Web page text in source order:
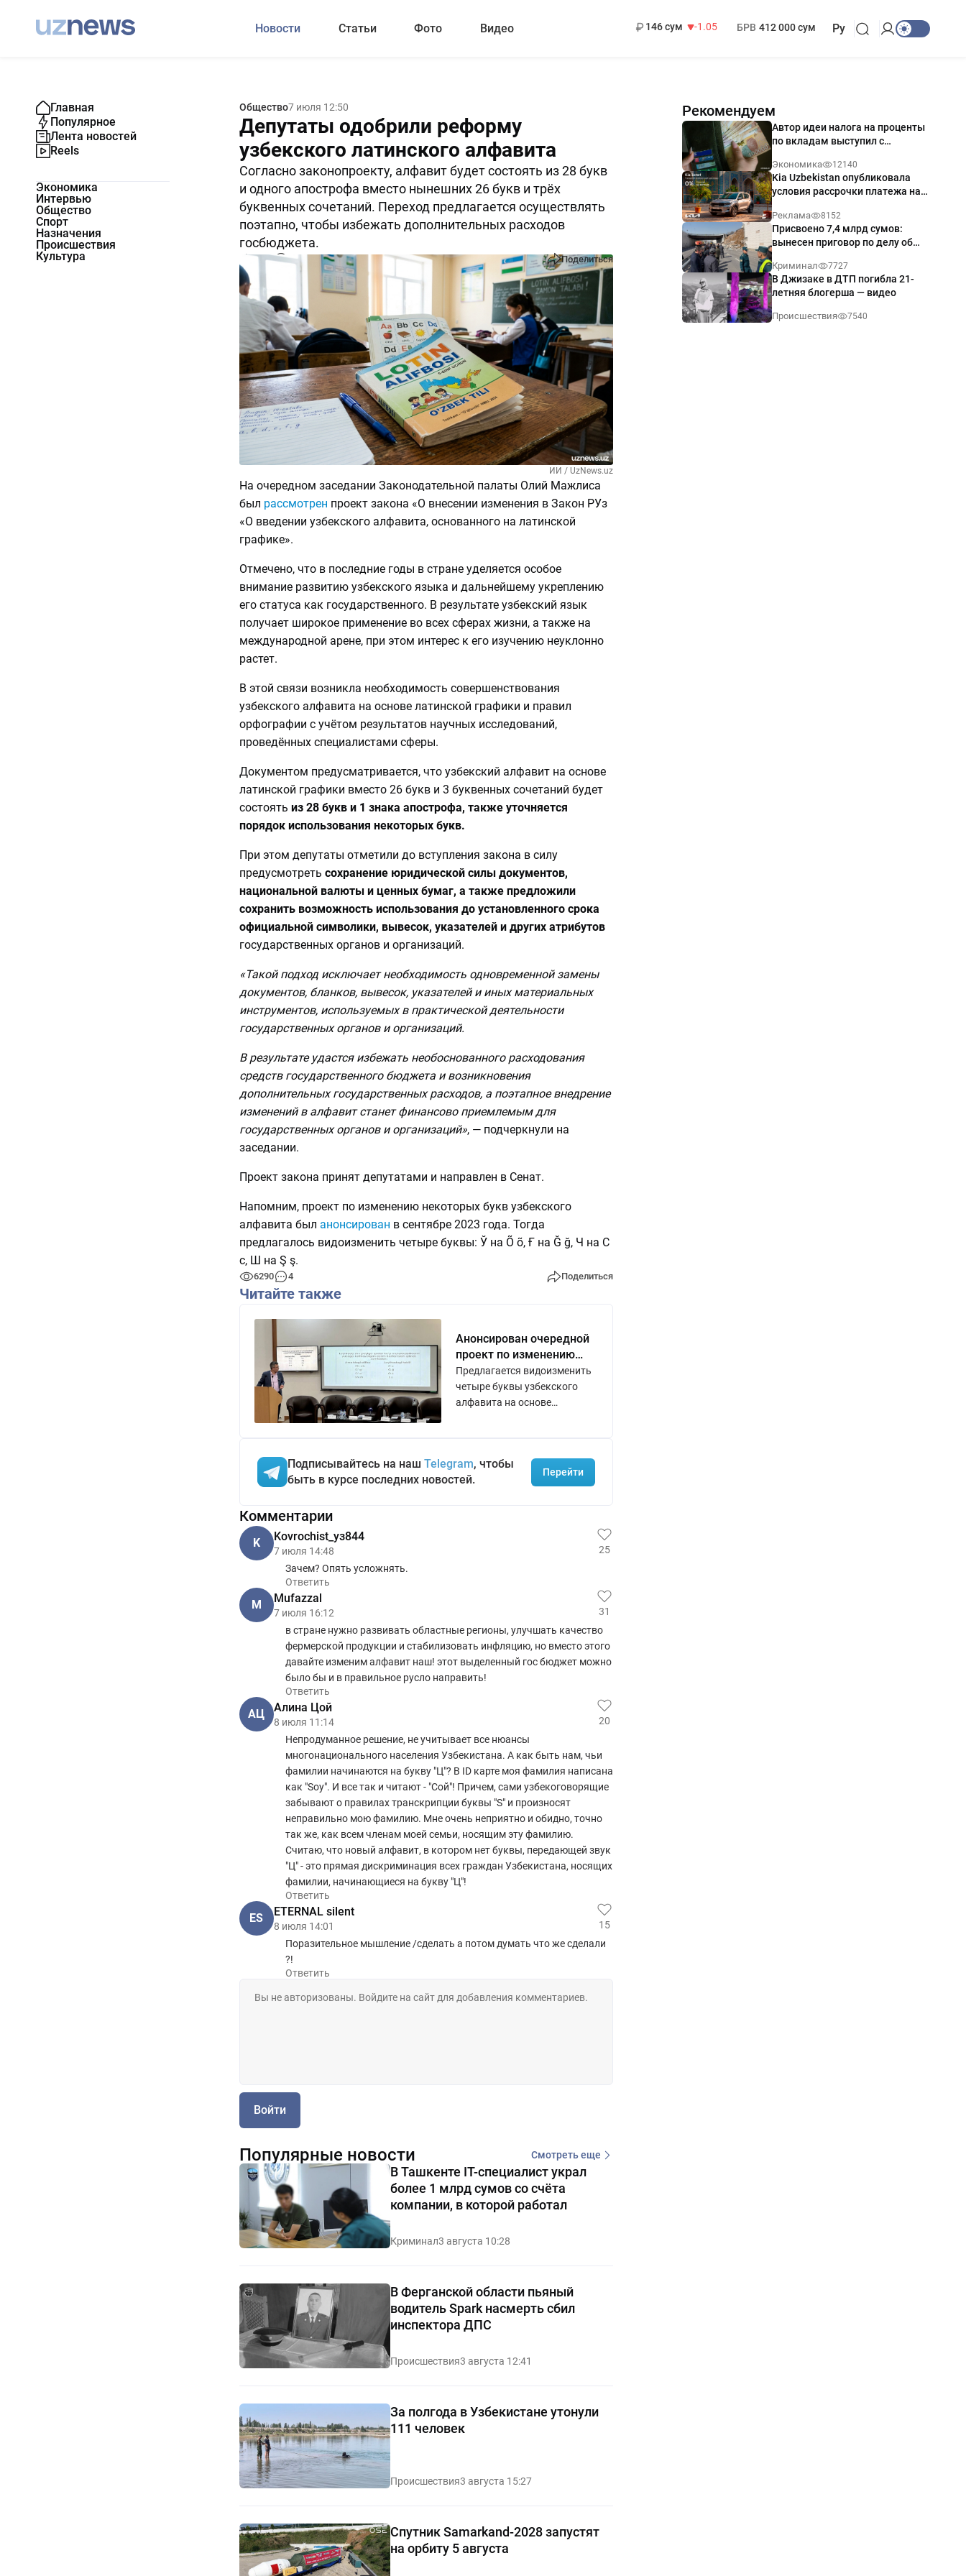
Новости Статьи Фото Видео
146 сум
-1.05
БРВ 412 000 сум Ру
Главная
Популярное
Лента новостей
Reels
Экономика
Интервью
Общество
Спорт
Назначения
Происшествия
Культура
Общество7 июля 12:50
Депутаты одобрили реформу
узбекского латинского алфавита
Согласно законопроекту, алфавит будет состоять из 28 букв
и одного апострофа вместо нынешних 26 букв и трёх
буквенных сочетаний. Переход предлагается осуществлять
поэтапно, чтобы избежать дополнительных расходов
госбюджета.
6290 4 Поделиться
ИИ / UzNews.uz
На очередном заседании Законодательной палаты Олий Мажлиса
был рассмотрен проект закона «О внесении изменения в Закон РУз
«О введении узбекского алфавита, основанного на латинской
графике».
Отмечено, что в последние годы в стране уделяется особое
внимание развитию узбекского языка и дальнейшему укреплению
его статуса как государственного. В результате узбекский язык
получает широкое применение во всех сферах жизни, а также на
международной арене, при этом интерес к его изучению неуклонно
растет.
В этой связи возникла необходимость совершенствования
узбекского алфавита на основе латинской графики и правил
орфографии с учётом результатов научных исследований,
проведённых специалистами сферы.
Документом предусматривается, что узбекский алфавит на основе
латинской графики вместо 26 букв и 3 буквенных сочетаний будет
состоять из 28 букв и 1 знака апострофа, также уточняется
порядок использования некоторых букв.
При этом депутаты отметили до вступления закона в силу
предусмотреть сохранение юридической силы документов,
национальной валюты и ценных бумаг, а также предложили
сохранить возможность использования до установленного срока
официальной символики, вывесок, указателей и других атрибутов
государственных органов и организаций.
«Такой подход исключает необходимость одновременной замены
документов, бланков, вывесок, указателей и иных материальных
инструментов, используемых в практической деятельности
государственных органов и организаций.
В результате удастся избежать необоснованного расходования
средств государственного бюджета и возникновения
дополнительных государственных расходов, а поэтапное внедрение
изменений в алфавит станет финансово приемлемым для
государственных органов и организаций», — подчеркнули на
заседании.
Проект закона принят депутатами и направлен в Сенат.
Напомним, проект по изменению некоторых букв узбекского
алфавита был анонсирован в сентябре 2023 года. Тогда
предлагалось видоизменить четыре буквы: Ў на Õ õ, Ғ на Ğ ğ, Ч на С
с, Ш на Ş ş.
6290 4 Поделиться
Читайте также
Анонсирован очередной
проект по изменению
некоторых букв
узбекского алфавита
Предлагается видоизменить
четыре буквы узбекского
алфавита на основе
Подписывайтесь на наш Telegram, чтобы
быть в курсе последних новостей.
Перейти
Комментарии
K Kovrochist_уз844
7 июля 14:48
25
Зачем? Опять усложнять.
Ответить
M Mufazzal
7 июля 16:12
31
в стране нужно развивать областные регионы, улучшать качество
фермерской продукции и стабилизовать инфляцию, но вместо этого
давайте изменим алфавит наш! этот выделенный гос бюджет можно
было бы и в правильное русло направить!
Ответить
АЦ Алина Цой
8 июля 11:14
20
Непродуманное решение, не учитывает все нюансы
многонационального населения Узбекистана. А как быть нам, чьи
фамилии начинаются на букву "Ц"? В ID карте моя фамилия написана
как "Soy". И все так и читают - "Сой"! Причем, сами узбекоговорящие
забывают о правилах транскрипции буквы "S" и произносят
неправильно мою фамилию. Мне очень неприятно и обидно, точно
так же, как всем членам моей семьи, носящим эту фамилию.
Считаю, что новый алфавит, в котором нет буквы, передающей звук
"Ц" - это прямая дискриминация всех граждан Узбекистана, носящих
фамилии, начинающиеся на букву "Ц"!
Ответить
ES ETERNAL silent
8 июля 14:01
15
Поразительное мышление /сделать а потом думать что же сделали
?!
Ответить
Войти
Рекомендуем
Автор идеи налога на проценты
по вкладам выступил с
Экономика 12140
Kia Uzbekistan опубликовала
условия рассрочки платежа на
годовых
Реклама 8152
Присвоено 7,4 млрд сумов:
вынесен приговор по делу об
Ташкенте
Криминал 7727
В Джизаке в ДТП погибла 21-
летняя блогерша — видео
Происшествия 7540
Популярные новости Смотреть еще
В Ташкенте IT-специалист украл
более 1 млрд сумов со счёта
компании, в которой работал
Криминал3 августа 10:28
В Ферганской области пьяный
водитель Spark насмерть сбил
инспектора ДПС
Происшествия3 августа 12:41
За полгода в Узбекистане утонули
111 человек
Происшествия3 августа 15:27
Спутник Samarkand-2028 запустят
на орбиту 5 августа